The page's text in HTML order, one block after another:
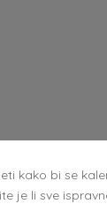
kako bi se
je li sve